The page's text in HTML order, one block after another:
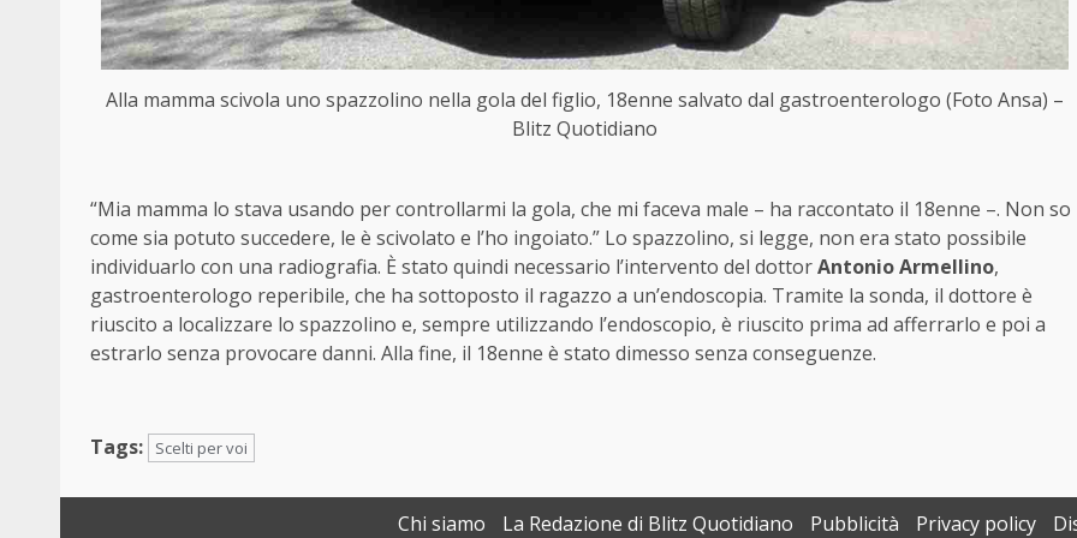
Alla mamma scivola uno spazzolino nella gola del figlio, 18enne salvato dal gastroenterologo (Foto Ansa) –
Blitz Quotidiano
“Mia mamma lo stava usando per controllarmi la gola, che mi faceva male – ha raccontato il 18enne –. Non so
come sia potuto succedere, le è scivolato e l’ho ingoiato.” Lo spazzolino, si legge, non era stato possibile
individuarlo con una radiografia. È stato quindi necessario l’intervento del dottorAntonio Armellino,
gastroenterologo reperibile, che ha sottoposto il ragazzo a un’endoscopia. Tramite la sonda, il dottore è
riuscito a localizzare lo spazzolino e, sempre utilizzando l’endoscopio, è riuscito prima ad afferrarlo e poi a
estrarlo senza provocare danni. Alla fine, il 18enne è stato dimesso senza conseguenze.
Tags: Scelti per voi
Chi siamo La Redazione di Blitz Quotidiano Pubblicità Privacy policy